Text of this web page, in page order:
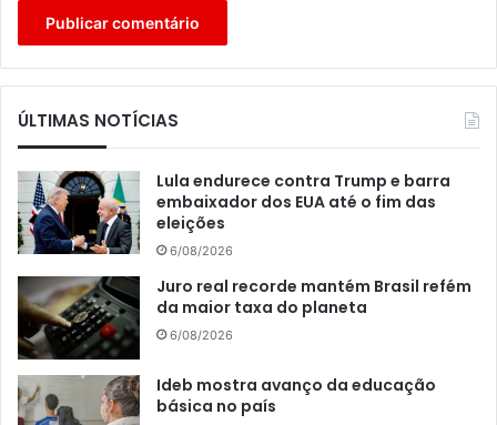
ÚLTIMAS NOTÍCIAS
Lula endurece contra Trump e barra
embaixador dos EUA até o fim das
eleições
6/08/2026
Juro real recorde mantém Brasil refém
da maior taxa do planeta
6/08/2026
Ideb mostra avanço da educação
básica no país